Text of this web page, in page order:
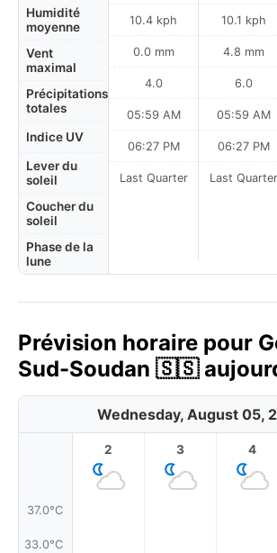
Humidité
moyenne
Vent
maximal
Précipitations
totales
Indice UV
Lever du
soleil
Coucher du
soleil
Phase de la
lune
10.4 kph
0.0 mm
4.0
05:59 AM
06:27 PM
Last Quarter
10.1 kph
4.8 mm
6.0
05:59 AM
06:27 PM
Last Quarter
Prévision horaire pour
Sud-Soudan 🇸🇸
Wednesday, August 05,
37.0°C
33.0°C
2 3 4